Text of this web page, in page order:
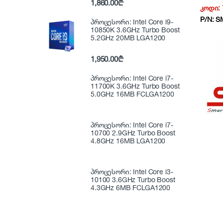
LCD
კოდი:
P/N:
1,860.00₾
პროცესორი: Intel Core i9-
10850K 3.6GHz Turbo Boost
5.2GHz 20MB LGA1200
1,950.00₾
პროცესორი: Intel Core i7-
11700K 3.6GHz Turbo Boost
5.0GHz 16MB FCLGA1200
პროცესორი: Intel Core i7-
10700 2.9GHz Turbo Boost
4.8GHz 16MB LGA1200
პროცესორი: Intel Core i3-
10100 3.6GHz Turbo Boost
4.3GHz 6MB FCLGA1200